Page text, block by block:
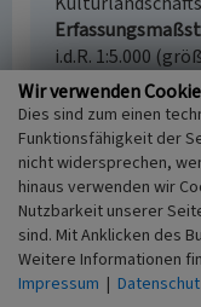
i.d.R. 1:5.000
Auswertung
historischer
Historischer
Beginn 1846 bis
Wir verwenden
Dies sind zum einen
Funktionsfähigkeit der
nicht widersprechen,
hinaus verwenden wir
Nutzbarkeit unserer
sind. Mit Anklicken des
Weitere Informationen
Impressum |